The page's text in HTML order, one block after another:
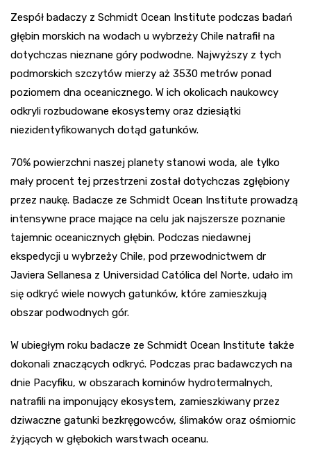
Zespół badaczy z Schmidt Ocean Institute podczas badań
głębin morskich na wodach u wybrzeży Chile natrafił na
dotychczas nieznane góry podwodne. Najwyższy z tych
podmorskich szczytów mierzy aż 3530 metrów ponad
poziomem dna oceanicznego. W ich okolicach naukowcy
odkryli rozbudowane ekosystemy oraz dziesiątki
niezidentyfikowanych dotąd gatunków.
70% powierzchni naszej planety stanowi woda, ale tylko
mały procent tej przestrzeni został dotychczas zgłębiony
przez naukę. Badacze ze Schmidt Ocean Institute prowadzą
intensywne prace mające na celu jak najszersze poznanie
tajemnic oceanicznych głębin. Podczas niedawnej
ekspedycji u wybrzeży Chile, pod przewodnictwem dr
Javiera Sellanesa z Universidad Católica del Norte, udało im
się odkryć wiele nowych gatunków, które zamieszkują
obszar podwodnych gór.
W ubiegłym roku badacze ze Schmidt Ocean Institute także
dokonali znaczących odkryć. Podczas prac badawczych na
dnie Pacyfiku, w obszarach kominów hydrotermalnych,
natrafili na imponujący ekosystem, zamieszkiwany przez
dziwaczne gatunki bezkręgowców, ślimaków oraz ośmiornic
żyjących w głębokich warstwach oceanu.